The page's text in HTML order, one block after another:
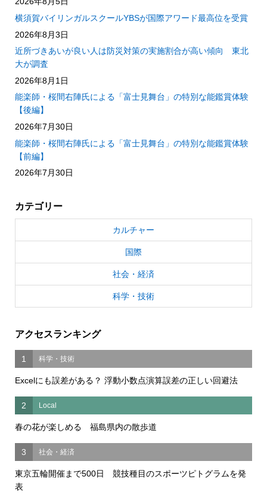
横須賀バイリンガルスクールYBSが国際アワード最高位を受賞
2026年8月3日
近所づきあいが良い人は防災対策の実施割合が高い傾向 東北
大が調査
2026年8月1日
能楽師・桜間右陣氏による「富士見舞台」の特別な能鑑賞体験
【後編】
2026年7月30日
能楽師・桜間右陣氏による「富士見舞台」の特別な能鑑賞体験
【前編】
2026年7月30日
カテゴリー
カルチャー
国際
社会・経済
科学・技術
アクセスランキング
1 科学・技術
Excelにも誤差がある？ 浮動小数点演算誤差の正しい回避法
2 Local
春の花が楽しめる 福島県内の散歩道
3 社会・経済
東京五輪開催まで500日 競技種目のスポーツピトグラムを発
表